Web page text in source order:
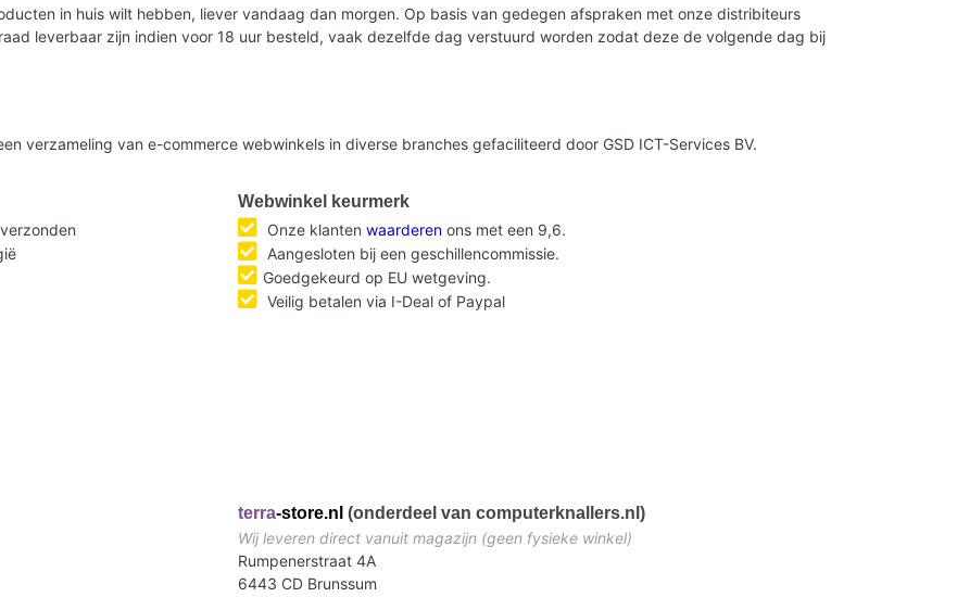
in huis wilt hebben, liever vandaag dan morgen. Op basis van gedegen afspraken met onze distribiteurs
leverbaar zijn indien voor 18 uur besteld, vaak dezelfde dag verstuurd worden zodat deze de volgende dag bij
verzameling van e-commerce webwinkels in diverse branches gefaciliteerd door GSD ICT-Services BV.
Webwinkel keurmerk
Onze klanten waarderen ons met een 9,6.
Aangesloten bij een geschillencommissie.
Goedgekeurd op EU wetgeving.
Veilig betalen via I-Deal of Paypal
terra-store.nl (onderdeel van computerknallers.nl)
Wij leveren direct vanuit magazijn (geen fysieke winkel)
Rumpenerstraat 4A
6443 CD Brunssum